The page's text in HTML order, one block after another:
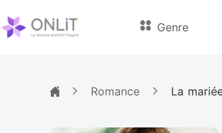
Genre
Romance La